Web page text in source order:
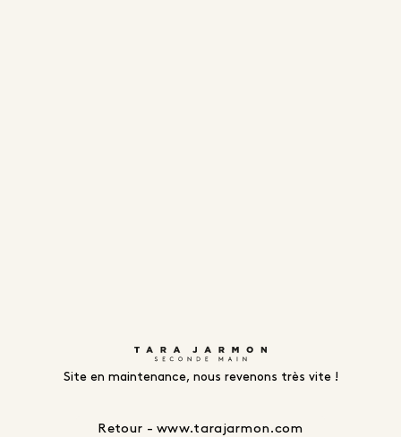
Site en maintenance, nous revenons très vite !
Retour - www.tarajarmon.com